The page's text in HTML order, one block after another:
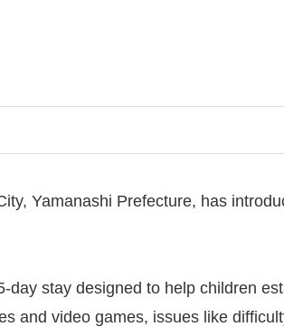
Yamanashi Prefecture, has
day stay designed to help children
and video games, issues like